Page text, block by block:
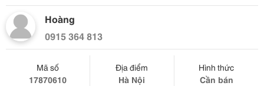
Hoàng
0915 364 813
Mã số
17870610
Địa điểm
Hà Nội
Hình thức
Cần bán